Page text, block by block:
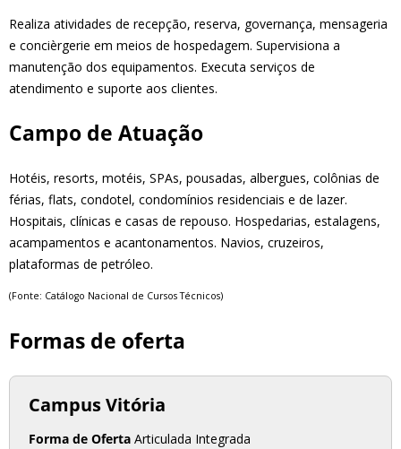
Realiza atividades de recepção, reserva, governança, mensageria
e concièrgerie em meios de hospedagem. Supervisiona a
manutenção dos equipamentos. Executa serviços de
atendimento e suporte aos clientes.
Campo de Atuação
Hotéis, resorts, motéis, SPAs, pousadas, albergues, colônias de
férias, flats, condotel, condomínios residenciais e de lazer.
Hospitais, clínicas e casas de repouso. Hospedarias, estalagens,
acampamentos e acantonamentos. Navios, cruzeiros,
plataformas de petróleo.
(Fonte: Catálogo Nacional de Cursos Técnicos)
Formas de oferta
Campus Vitória
Forma de Oferta Articulada Integrada